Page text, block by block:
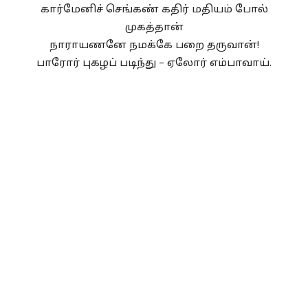
கார்மேனிச் செங்கண் கதிர் மதியம் போல்
முகத்தான்
நாராயணனே நமக்கே பறை தருவான்!
பாரோர் புகழப் படிந்து – ஏலோர் எம்பாவாய்.